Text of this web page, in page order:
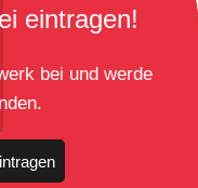
eintragen!
bei und werde